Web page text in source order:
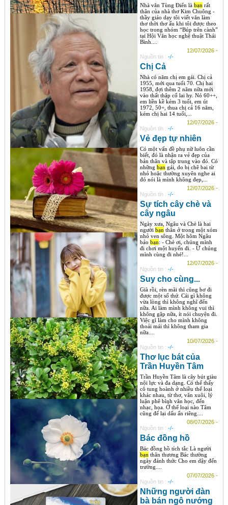
Nhà văn Tùng Điển là bạnrất
thân của nhà thơ Kim Chuông -
thầy giáo dạy tôi viết văn làm
thơ thời thơ ấu khi tôi được theo
học trong nhóm “Búp trên cành”
tại Hội Văn học nghệ thuật Thái
Bình....
12/07/2026 -
Nguồn tin : -/-
Chị Cả
Nhà có năm chị em gái. Chị cả
1955, mới qua tuổi 70. Chị hai
1958, đợi thêm 2 năm nữa mới
vào thất thập cổ lai hy. Nó 60++,
em liền kề kém 3 tuổi, em út
1972, 50+, thua chị cả 16 năm,
kém chị hai 14 tuổi,...
12/07/2026 -
Nguồn tin : -/-
Vẻ đẹp tự nhiên
Có một vấn đề phụ nữ luôn cần
biết, đó là nhận ra vẻ đẹp của
bản thân và tập trung vào đó. Có
những bạngái, do bị chê bai từ
nhỏ hoặc thường xuyên nghe ai
đó nói là mình không đẹp,...
12/07/2026 -
Nguồn tin : -/-
Sự tích cây chè và
cây ngâu
Ngày xưa, Ngâu và Chè là hai
người bạnthân ở trong một xóm
nhỏ ven sông. Một hôm Ngâu
bảo bạn: - Chè ơi, chúng mình
đi chơi một huyến đi. - Ừ chúng
mình cùng đi nhé!...
12/07/2026 -
Nguồn tin : -/-
Suy cho cùng...
Già rồi, rèn mãi thì cũng bơ đi
được một số thứ. Cái gì không
vừa lòng thì không nghĩ đến
nữa. Ai làm mình không vui thì
không gặp nữa, ít nói chuyện đi.
Việc gì làm cho mình không
thoải mái thì không tham gia
nữa....
10/07/2026 -
Nguồn tin : -/-
Thơ lục bát của
Trần Huyền Tâm
Trần Huyền Tâm là cây bút giàu
nội lực và đa dạng. Có thể thấy
cô tung hoành ở nhiều thể loại
khác nhau, từ thơ, văn xuôi, lý
luận phê bình văn học, đến
nhạc, họa. Ở thể loại nào Tâm
cũng để lại dấu ấn riêng....
08/07/2026 -
Nguồn tin : -/-
Bác đồng hồ
Bác đồng hồ tích tắc Là người
bạnthân thương Bác thường
ngày đánh thức Cho em dậy đến
trường....
07/07/2026 -
Nguồn tin : -/-
Những người đàn
bà bán ngô nướng